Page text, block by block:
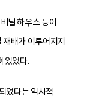
닐 하우스 등이
배가 이루어지지
있었다.
었다는 역사적